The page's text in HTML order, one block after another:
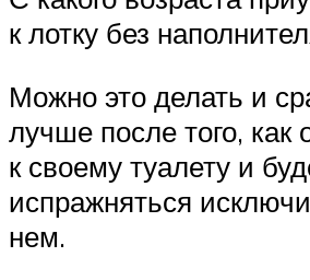
к лотку без
Можно это делать и
лучше после того, как
к своему туалету и
испражняться
нем.